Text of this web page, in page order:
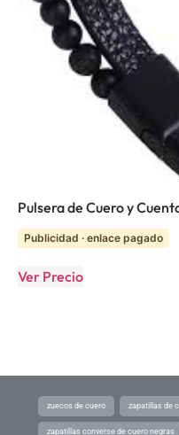
Pulsera de Cuero y
Publicidad · enlace pagado
Ver Precio
zuecos de cuero zapatillas de
zapatillas converse de cuero negras